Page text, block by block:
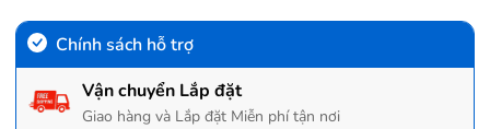
Chính sách hỗ trợ
Vận chuyển Lắp đặt
Giao hàng và Lắp đặt Miễn phí tận nơi